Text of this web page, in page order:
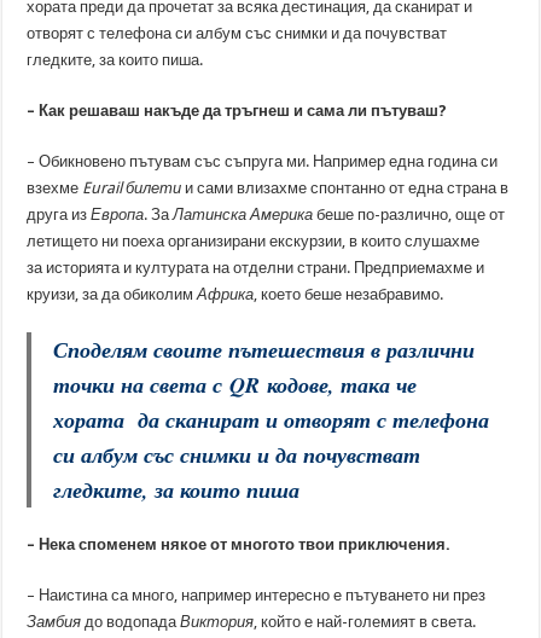
хората преди да прочетат за всяка дестинация, да сканират и
отворят с телефона си албум със снимки и да почувстват
гледките, за които пиша.
– Как решаваш накъде да тръгнеш и сама ли пътуваш?
– Обикновено пътувам със съпруга ми. Например една година си
взехме Eurail билети и сами влизахме спонтанно от една страна в
друга изЕвропа. ЗаЛатинска Америка беше по-различно, още от
летището ни поеха организирани екскурзии, в които слушахме
за историята и културата на отделни страни. Предприемахме и
круизи, за да обиколимАфрика, което беше незабравимо.
Споделям своите пътешествия в различни
точки на света сQR кодове, така че
хората да сканират и отворят с телефона
си албум със снимки и да почувстват
гледките, за които пиша
– Нека споменем някое от многото твои приключения.
– Наистина са много, например интересно е пътуването ни през
Замбия до водопадаВиктория, който е най-големият в света.